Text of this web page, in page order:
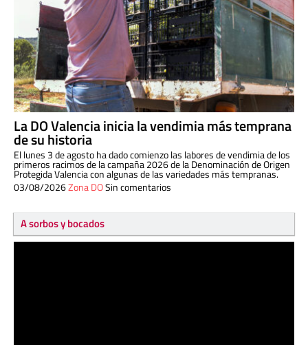
La DO Valencia inicia la vendimia más temprana
de su historia
El lunes 3 de agosto ha dado comienzo las labores de vendimia de los
primeros racimos de la campaña 2026 de la Denominación de Origen
Protegida Valencia con algunas de las variedades más tempranas.
03/08/2026Zona DOSin comentarios
A sorbos y bocados